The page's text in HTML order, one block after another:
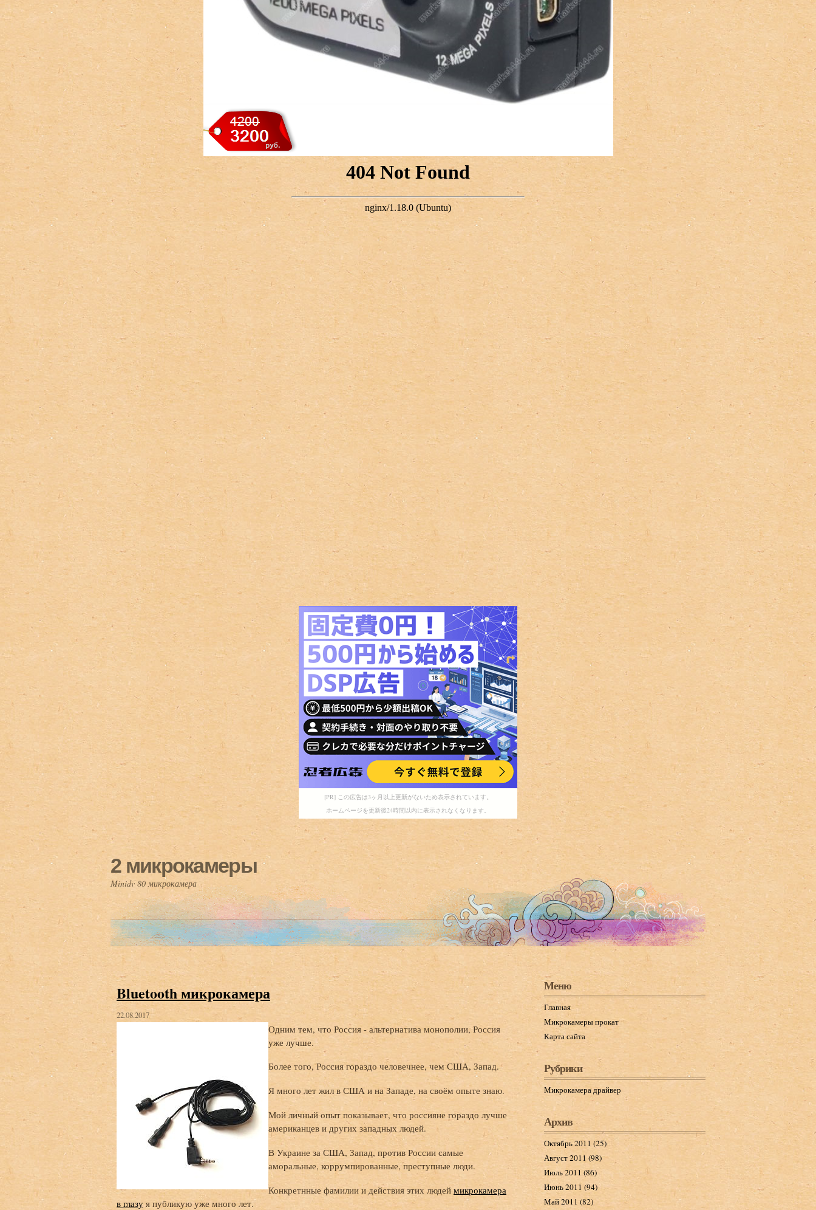
[PR] この広告は3ヶ月以上更新がないため表示されています。
ホームページを更新後24時間以内に表示されなくなります。
2 микрокамеры
Minidv 80 микрокамера
Bluetooth микрокамера
22.08.2017
Одним тем, что Россия - альтернатива монополии, Россия
уже лучше.
Более того, Россия гораздо человечнее, чем США, Запад.
Я много лет жил в США и на Западе, на своём опыте знаю.
Мой личный опыт показывает, что россияне гораздо лучше
американцев и других западных людей.
В Украине за США, Запад, против России самые
аморальные, коррумпированные, преступные люди.
Конкретнные фамилии и действия этих людей микрокамера
в глазуя публикую уже много лет.
Меню
Главная
Микрокамеры прокат
Карта сайта
Рубрики
Микрокамера драйвер
Архив
Октябрь 2011 (25)
Август 2011 (98)
Июль 2011 (86)
Июнь 2011 (94)
Май 2011 (82)